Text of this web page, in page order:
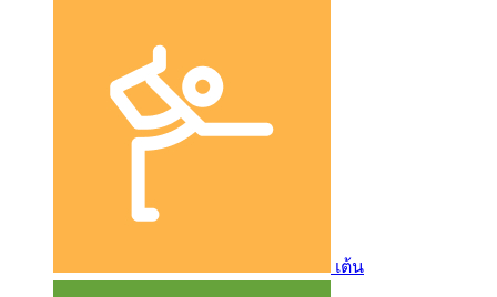
เต้น